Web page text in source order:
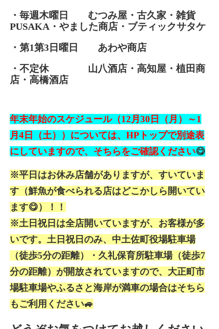
・毎週木曜日 むつみ屋・古久家・雑貨
PUSAKA・やました商店・ブティックサタケ
・第1第3日曜日 あわや商店
・不定休 山八酒店・高知屋・植田商
店・高橋酒店
年末年始のスケジュール（12月30日（月）～1
月4日（土））については、HPトップで別途表
にしていますので、そちらをご確認ください😋
※平日はお休み店舗がありますが、すいていま
す（鮮魚が食べられる店はどこかしら開いてい
ます😋）！！
※土日祝日は全店開いていますが、お客様が多
いです。土日祝日のみ、中土佐町役場駐車場
（徒歩5分の距離）・久礼保育所駐車場（徒歩7
分の距離）が開放されていますので、大正町市
場駐車場やふるさと海岸が満車の場合はそちら
もご利用ください🚙